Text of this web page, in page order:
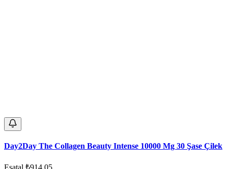
Day2Day The Collagen Beauty Intense 10000 Mg 30 Şase Çilek